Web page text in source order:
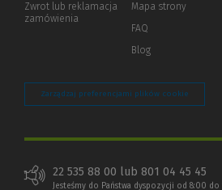
innej
Zwrot lub reklamacja
zamówienia
Mapa strony
FAQ
Blog
Zarządzaj preferencjami plików cookie
22 535 88 00 lub 801 04 45 45
Jesteśmy do Państwa dyspozycji od 8:00 do